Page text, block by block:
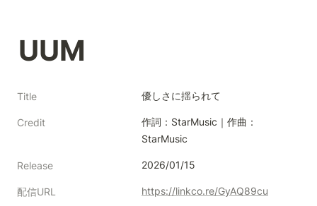
UUM
Title 優しさに揺られて
Credit
作詞：StarMusic｜作曲：
StarMusic
Release 2026/01/15
配信URL https://linkco.re/GyAQ89cu